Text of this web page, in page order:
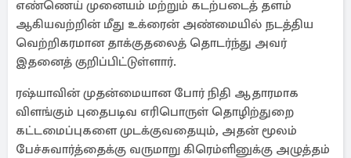
எண்ணெய் முனையம் மற்றும் கடற்படைத் தளம்
ஆகியவற்றின் மீது உக்ரைன் அண்மையில் நடத்திய
வெற்றிகரமான தாக்குதலைத் தொடர்ந்து அவர்
இதனைத் குறிப்பிட்டுள்ளார்.
ரஷ்யாவின் முதன்மையான போர் நிதி ஆதாரமாக
விளங்கும் புதைபடிவ எரிபொருள் தொழிற்துறை
கட்டமைப்புகளை முடக்குவதையும், அதன் மூலம்
பேச்சுவார்த்தைக்கு வருமாறு கிரெம்ளினுக்கு அழுத்தம்